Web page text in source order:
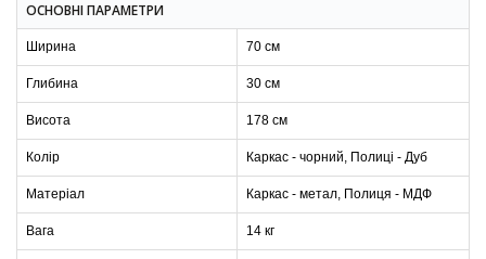
ОСНОВНІ ПАРАМЕТРИ
Ширина 70 см
Глибина 30 см
Висота 178 см
Колір Каркас - чорний, Полиці - Дуб
Матеріал Каркас - метал, Полиця - МДФ
Вага 14 кг